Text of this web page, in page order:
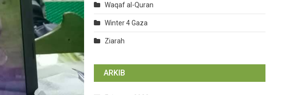
Waqaf al-Quran
Winter 4 Gaza
Ziarah
ARKIB